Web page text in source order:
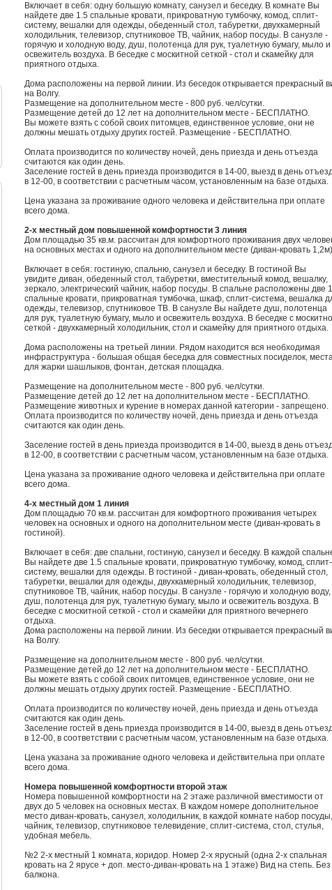
Включает в себя: одну большую комнату, санузел и беседку. В комнате Вы
найдете две 1.5 спальные кровати, прикроватную тумбочку, комод, сплит-
систему, вешалки для одежды, обеденный стол, табуретки, двухкамерный
холодильник, телевизор, спутниковое ТВ, чайник, набор посуды. В санузле -
горячую и холодную воду, душ, полотенца для рук, туалетную бумагу, мыло и
освежитель воздуха. В беседке с москитной сеткой - стол и скамейку для
приятного отдыха.
Дома расположены на первой линии. Из беседок открывается прекрасный
на Волгу.
Размещение на дополнительном месте - 800 руб. чел/сутки.
Размещение детей до 12 лет на дополнительном месте - БЕСПЛАТНО.
Вы можете взять с собой своих питомцев, единственное условие, они не
должны мешать отдыху других гостей. Размещение - БЕСПЛАТНО.
Оплата производится по количеству ночей, день приезда и день отъезда
считаются как один день.
Заселение гостей в день приезда производится в 14-00, выезд в день
в 12-00, в соответствии с расчетным часом, установленным на базе отдыха.
Цена указана за проживание одного человека и действительна при оплате
всего дома.
2-х местный дом повышенной комфортности 3 линия
Дом площадью 35 кв.м. рассчитан для комфортного проживания двух
на основных местах и одного на дополнительном месте (диван-кровать
Включает в себя: гостиную, спальню, санузел и беседку. В гостиной Вы
увидите диван, обеденный стол, табуретки, вместительный комод, вешалку,
зеркало, электрический чайник, набор посуды. В спальне расположены две
спальные кровати, прикроватная тумбочка, шкаф, сплит-система, вешалка
одежды, телевизор, спутниковое ТВ. В санузле Вы найдете душ, полотенца
для рук, туалетную бумагу, мыло и освежитель воздуха. В беседке с
сеткой - двухкамерный холодильник, стол и скамейку для приятного отдыха.
Дома расположены на третьей линии. Рядом находится вся необходимая
инфраструктура - большая общая беседка для совместных посиделок,
для жарки шашлыков, фонтан, детская площадка.
Размещение на дополнительном месте - 800 руб. чел/сутки.
Размещение детей до 12 лет на дополнительном месте - БЕСПЛАТНО.
Размещение животных и курение в номерах данной категории - запрещено.
Оплата производится по количеству ночей, день приезда и день отъезда
считаются как один день.
Заселение гостей в день приезда производится в 14-00, выезд в день
в 12-00, в соответствии с расчетным часом, установленным на базе отдыха.
Цена указана за проживание одного человека и действительна при оплате
всего дома.
4-х местный дом 1 линия
Дом площадью 70 кв.м. рассчитан для комфортного проживания четырех
человек на основных и одного на дополнительном месте (диван-кровать в
гостиной).
Включает в себя: две спальни, гостиную, санузел и беседку. В каждой
Вы найдете две 1.5 спальные кровати, прикроватную тумбочку, комод, сплит-
систему, вешалки для одежды. В гостиной - диван-кровать, обеденный стол,
табуретки, вешалки для одежды, двухкамерный холодильник, телевизор,
спутниковое ТВ, чайник, набор посуды. В санузле - горячую и холодную воду,
душ, полотенца для рук, туалетную бумагу, мыло и освежитель воздуха. В
беседке с москитной сеткой - стол и скамейки для приятного вечернего
отдыха.
Дома расположены на первой линии. Из беседки открывается прекрасный
на Волгу.
Размещение на дополнительном месте - 800 руб. чел/сутки.
Размещение детей до 12 лет на дополнительном месте - БЕСПЛАТНО.
Вы можете взять с собой своих питомцев, единственное условие, они не
должны мешать отдыху других гостей. Размещение - БЕСПЛАТНО.
Оплата производится по количеству ночей, день приезда и день отъезда
считаются как один день.
Заселение гостей в день приезда производится в 14-00, выезд в день
в 12-00, в соответствии с расчетным часом, установленным на базе отдыха.
Цена указана за проживание одного человека и действительна при оплате
всего дома.
Номера повышенной комфортности второй этаж
Номера повышенной комфортности на 2 этаже различной вместимости от
двух до 5 человек на основных местах. В каждом номере дополнительное
место диван-кровать, санузел, холодильник, в каждой комнате набор посуды,
чайник, телевизор, спутниковое телевидение, сплит-система, стол, стулья,
удобная мебель.
№2 2-х местный 1 комната, коридор. Номер 2-х ярусный (одна 2-х спальная
кровать на 2 ярусе + доп. место-диван-кровать на 1 этаже) Вид на степь. Без
балкона.